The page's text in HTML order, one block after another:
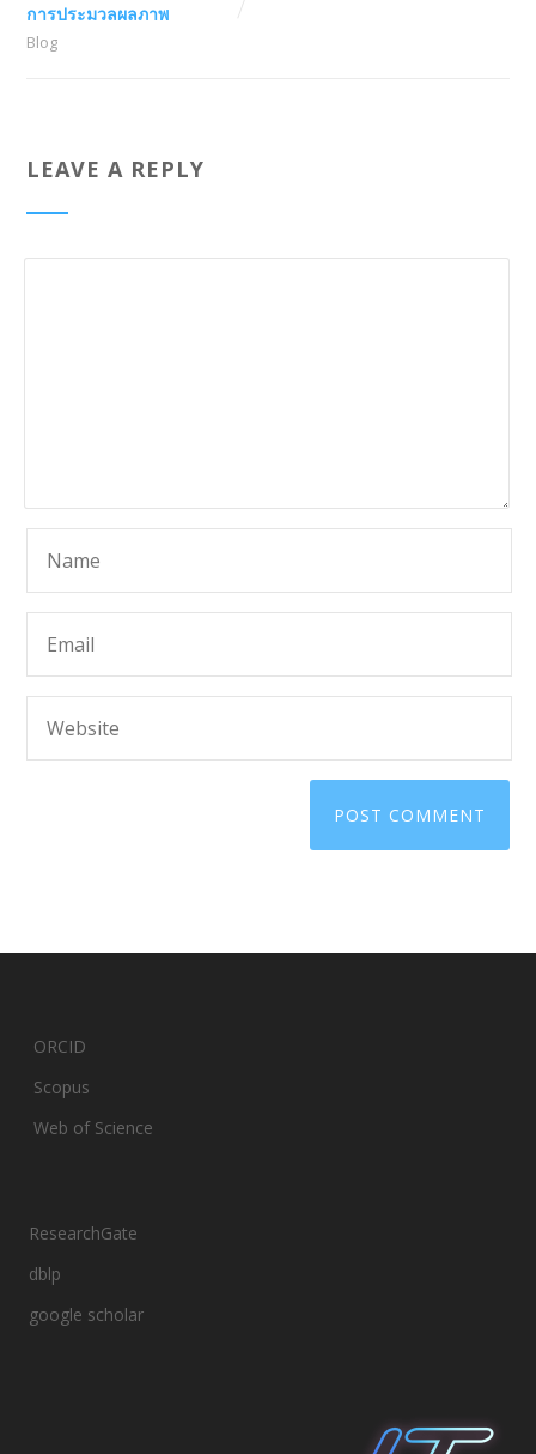
การประมวลผลภาพ
Blog
LEAVE A REPLY
ORCID
Scopus
Web of Science
ResearchGate
dblp
google scholar